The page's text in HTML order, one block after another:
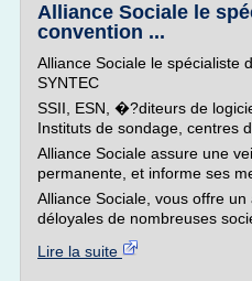
Alliance Sociale le
convention ...
Alliance Sociale le spécialiste
SYNTEC
SSII, ESN, �?diteurs de
Instituts de sondage, centres
Alliance Sociale assure une
permanente, et informe ses
Alliance Sociale, vous offre
déloyales de nombreuses
Lire la suite